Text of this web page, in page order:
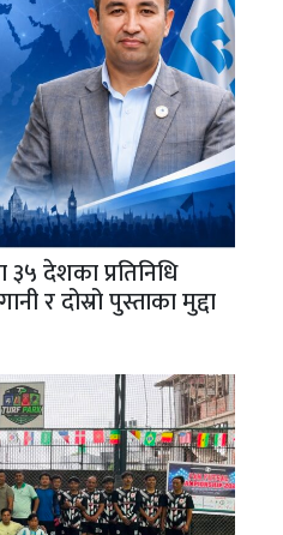
देशका प्रतिनिधि
र दोस्रो पुस्ताका मुद्दा